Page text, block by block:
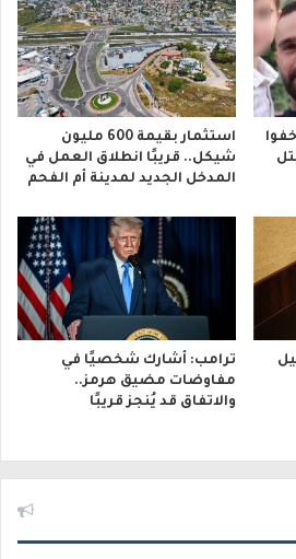
استثمار بقيمة 600 مليون
شيكل.. قريبًا انطلاق العمل في
المدخل الجديد لمدينة أم الفحم
ترامب: أشارك شخصيًا في
مفاوضات مضيق هرمز..
والاتفاق قد يُنجز قريبًا